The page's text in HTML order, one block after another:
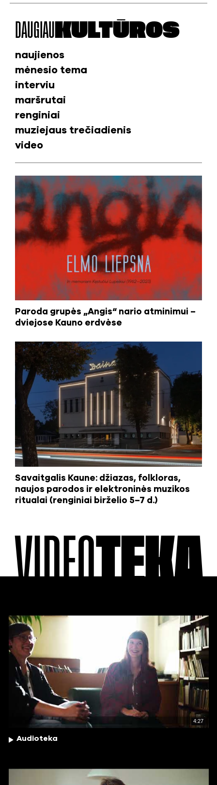
DAUGIAU KULTŪROS
Paroda grupės „Angis“ nario atminimui –
dviejose Kauno erdvėse
Savaitgalis Kaune: džiazas, folkloras,
naujos parodos ir elektroninės muzikos
ritualai (renginiai birželio 5–7 d.)
naujienos
mėnesio tema
interviu
maršrutai
renginiai
muziejaus trečiadienis
video
VIDEOTEKA
4:27
Audioteka